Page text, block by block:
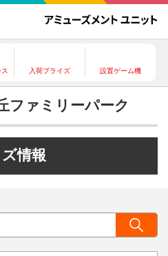
入荷プライズ 設置ゲーム機
ファミリーパーク
情報